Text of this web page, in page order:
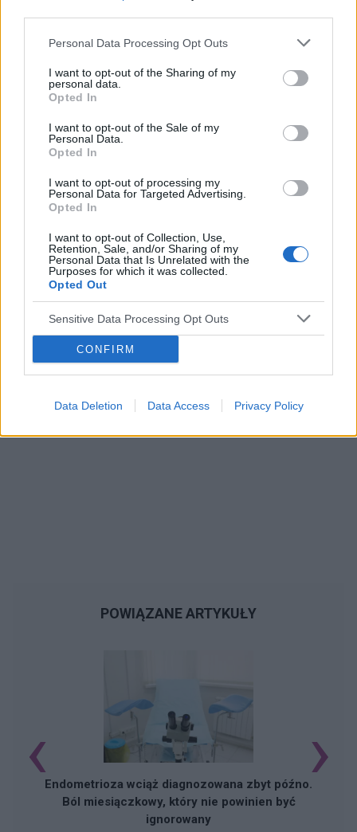
Personal Data Processing Opt Outs
I want to opt-out of the Sharing of my
personal data.
Opted In
I want to opt-out of the Sale of my
Personal Data.
Opted In
I want to opt-out of processing my
Personal Data for Targeted Advertising.
Opted In
I want to opt-out of Collection, Use,
Retention, Sale, and/or Sharing of my
Personal Data that Is Unrelated with the
Purposes for which it was collected.
Opted Out
Sensitive Data Processing Opt Outs
CONFIRM
Data Deletion Data Access Privacy Policy
Brak miesiączki
Jestem po poronieniu i brałam profilaktycznie
zapalenie pęcherza moczowego i brałam też
furaginum i witaminę c , nie dostałam okresu od
przedwczoraj 0,2 a na wizycie u ginekologa
usłyszałam tylko że on nic tu nie widzi i że
czy okres powinien przyjść w tym miesiącu czy
to coś poważniejszego ?
Forum:Ginekologia - forum dla rodziny i
Tematy przezierność karkowa spirala
ropień gruczołu bartholina opryszczka
Reklama:
POWIĄZANE ARTYKUŁY
Endometrioza wciąż diagnozowana zbyt późno.
Ból miesiączkowy, który nie powinien być
ignorowany
‹ ›